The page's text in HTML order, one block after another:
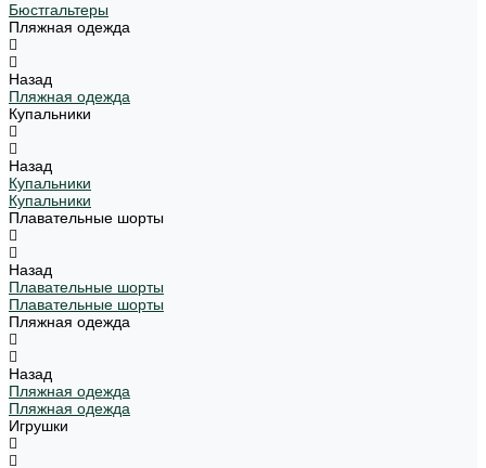
Бюстгальтеры
Пляжная одежда
Назад
Пляжная одежда
Купальники
Назад
Купальники
Купальники
Плавательные шорты
Назад
Плавательные шорты
Плавательные шорты
Пляжная одежда
Назад
Пляжная одежда
Пляжная одежда
Игрушки